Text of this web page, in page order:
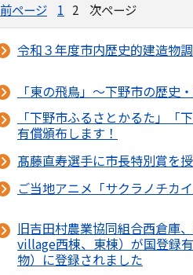
前ページ 1 2 次ページ
令和３年度市内歴史的建造物
「東の飛鳥」～下野市の歴史
「下野市ふるさとかるた」「
有償頒布します！
髙藤直寿選手に市長特別賞を
ご当地アニメ「サクラノチカイ
旧吉田村農業協同組合西倉庫
village西棟、東棟）が国登録
物）に登録されました